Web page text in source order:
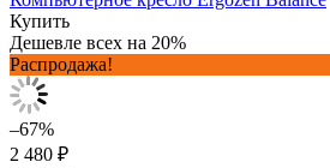
Купить
Дешевле всех на 20%
Распродажа!
–67%
2 480 ₽